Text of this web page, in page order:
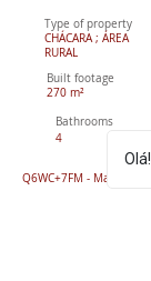
Type of property
CHÁCARA ; ÁREA
RURAL
Built footage
270 m²
Bathrooms
4
Q6WC+7FM - Mafra, SC,